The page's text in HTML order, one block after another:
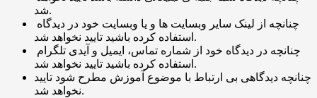
شد.
استفاده کرده باشید تایید نخواهد شد.
استفاده کرده باشید تایید نخواهد شد.
چنانچه دیدگاهی بی ارتباط با موضوع آموزش مطرح شود تایید
نخواهد شد.